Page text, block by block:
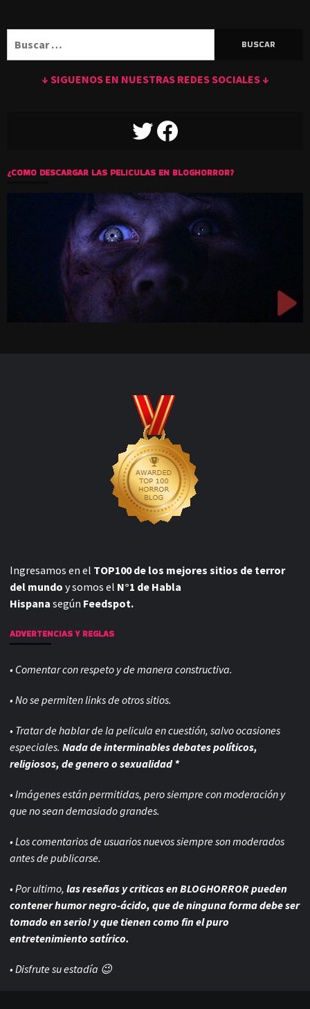
↓ SIGUENOS EN NUESTRAS REDES SOCIALES ↓
TWITTERFACEBOOK
¿COMO DESCARGAR LAS PELICULAS EN BLOGHORROR?
Ingresamos en el TOP100 de los mejores sitios de terror
del mundo y somos el N°1 de Habla
Hispana según Feedspot.
ADVERTENCIAS Y REGLAS
• Comentar con respeto y de manera constructiva.
• No se permiten links de otros sitios.
• Tratar de hablar de la pelicula en cuestión, salvo ocasiones
especiales. Nada de interminables debates políticos,
religiosos, de genero o sexualidad *
• Imágenes están permitidas, pero siempre conmoderación y
que no sean demasiado grandes.
• Los comentarios de usuarios nuevos siempre son moderados
antes de publicarse.
• Por ultimo, las reseñas y criticas en BLOGHORROR pueden
contener humor negro-ácido, que de ninguna forma debe ser
tomado en serio! y que tienen como fin el puro
entretenimiento satírico.
• Disfrute su estadía 😉